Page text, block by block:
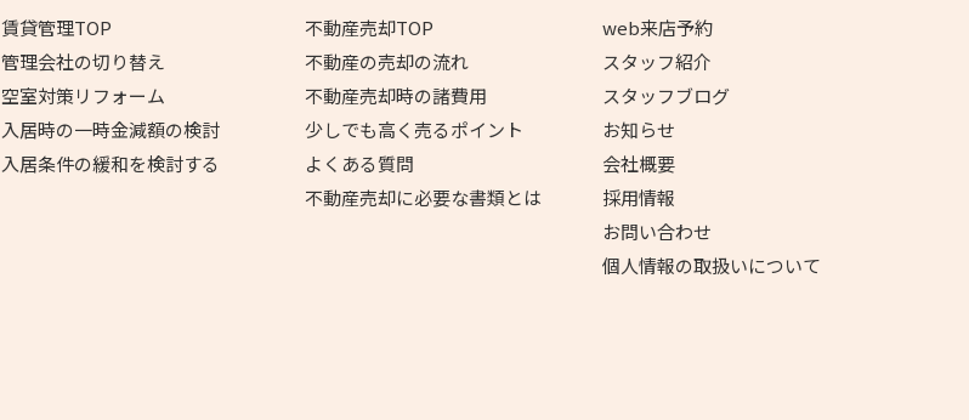
賃貸管理TOP
管理会社の切り替え
空室対策リフォーム
入居時の一時金減額の検討
入居条件の緩和を検討する
不動産売却TOP
不動産の売却の流れ
不動産売却時の諸費用
少しでも高く売るポイント
よくある質問
不動産売却に必要な書類とは
web来店予約
スタッフ紹介
スタッフブログ
お知らせ
会社概要
採用情報
お問い合わせ
個人情報の取扱いについて